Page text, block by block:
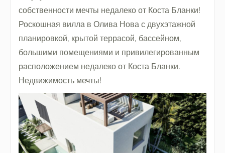
собственности мечты недалеко от Коста Бланки!
Роскошная вилла в Олива Нова с двухэтажной
планировкой, крытой террасой, бассейном,
большими помещениями и привилегированным
расположением недалеко от Коста Бланки.
Недвижимость мечты!